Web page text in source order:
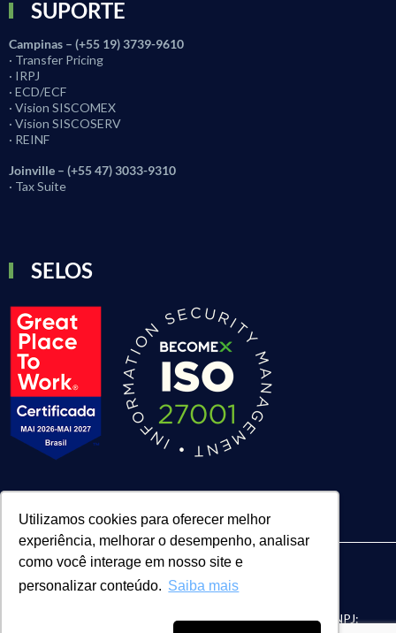
Utilizamos cookies para oferecer melhor
experiência, melhorar o desempenho, analisar
como você interage em nosso site e
personalizar conteúdo. Saiba mais
SUPORTE
Campinas – (+55 19) 3739-9610
· Transfer Pricing
· IRPJ
· ECD/ECF
· Vision SISCOMEX
· Vision SISCOSERV
· REINF
Joinville – (+55 47) 3033-9310
· Tax Suite
SELOS
| BECOMEX CONSULTORIA LTDA. | CNPJ: